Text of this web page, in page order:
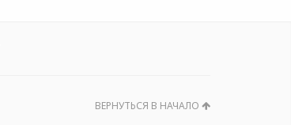
ВЕРНУТЬСЯ В НАЧАЛО